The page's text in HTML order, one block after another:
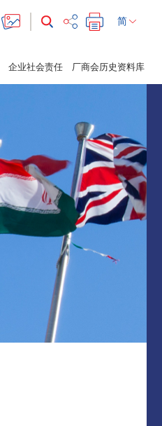
简
企业社会责任 厂商会历史资料库